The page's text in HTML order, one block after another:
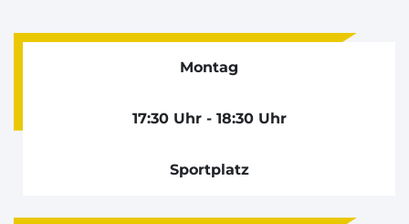
Montag
17:30 Uhr - 18:30 Uhr
Sportplatz